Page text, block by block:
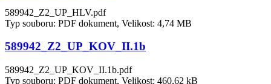
589942_Z2_UP_HLV.pdf
Typ souboru: PDF dokument, Velikost: 4,74 MB
589942_Z2_UP_KOV_II.1b
589942_Z2_UP_KOV_II.1b.pdf
Typ souboru: PDF dokument, Velikost: 460,62 kB